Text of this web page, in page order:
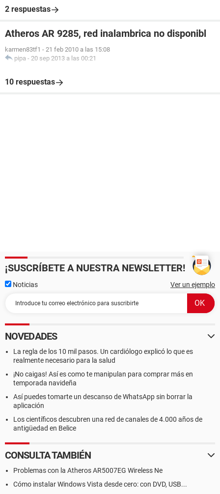
2 respuestas
Atheros AR 9285, red inalambrica no disponibl
karmen83tf1 - 21 feb 2010 a las 15:08
pipa - 20 sep 2013 a las 00:21
10 respuestas
¡SUSCRÍBETE A NUESTRA NEWSLETTER!
Noticias Ver un ejemplo
NOVEDADES
La regla de los 10 mil pasos. Un cardiólogo explicó lo que es
realmente necesario para la salud
¡No caigas! Así es como te manipulan para comprar más en
temporada navideña
Así puedes tomarte un descanso de WhatsApp sin borrar la
aplicación
Los científicos descubren una red de canales de 4.000 años de
antigüedad en Belice
CONSULTA TAMBIÉN
Problemas con la Atheros AR5007EG Wireless Ne
Cómo instalar Windows Vista desde cero: con DVD, USB...